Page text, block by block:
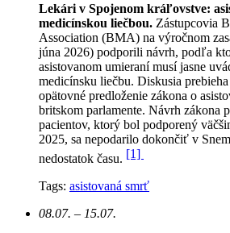
Lekári v Spojenom kráľovstve:
medicínskou liečbou. Zástupcovia
Association (BMA) na výročnom
júna 2026) podporili návrh, podľa
asistovanom umieraní musí jasne
medicínsku liečbu. Diskusia
opätovné predloženie zákona o
britskom parlamente. Návrh zákona
pacientov, ktorý bol podporený
2025, sa nepodarilo dokončiť v
nedostatok času. [1]
Tags: asistovaná smrť
08.07. – 15.07.